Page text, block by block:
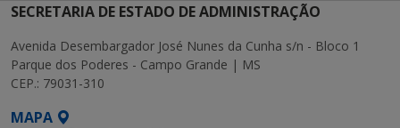
SECRETARIA DE ESTADO DE ADMINISTRAÇÃO
Avenida Desembargador José Nunes da Cunha s/n - Bloco 1
Parque dos Poderes - Campo Grande | MS
CEP.: 79031-310
MAPA